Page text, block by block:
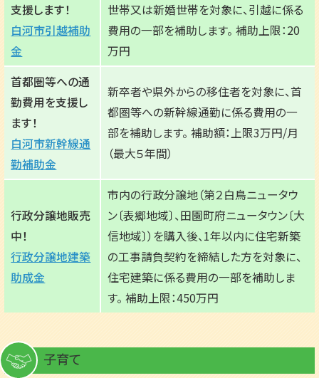
支援します！
白河市引越補助
金
世帯又は新婚世帯を対象に、引越に係る
費用の一部を補助します。 補助上限：20
万円
首都圏等への通
勤費用を支援し
ます！
白河市新幹線通
勤補助金
新卒者や県外からの移住者を対象に、首
都圏等への新幹線通勤に係る費用の一
部を補助します。 補助額：上限3万円/月
（最大５年間）
行政分譲地販売
中！
行政分譲地建築
助成金
市内の行政分譲地（第２白鳥ニュータウ
ン〔表郷地域〕、田園町府ニュータウン〔大
信地域〕）を購入後、1年以内に住宅新築
の工事請負契約を締結した方を対象に、
住宅建築に係る費用の一部を補助しま
す。 補助上限：450万円
子育て